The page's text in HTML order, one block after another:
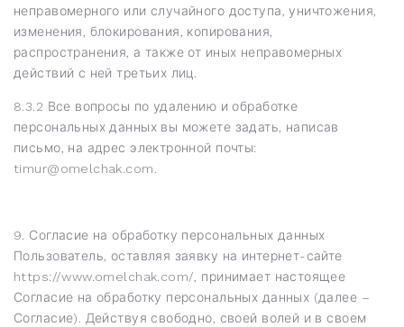
неправомерного или случайного доступа, уничтожения,
изменения, блокирования, копирования,
распространения, а также от иных неправомерных
действий с ней третьих лиц.
8.3.2 Все вопросы по удалению и обработке
персональных данных вы можете задать, написав
письмо, на адрес электронной почты:
timur@omelchak.com.
9. Согласие на обработку персональных данных
Пользователь, оставляя заявку на интернет-сайте
https://www.omelchak.com/, принимает настоящее
Согласие на обработку персональных данных (далее –
Согласие). Действуя свободно, своей волей и в своем